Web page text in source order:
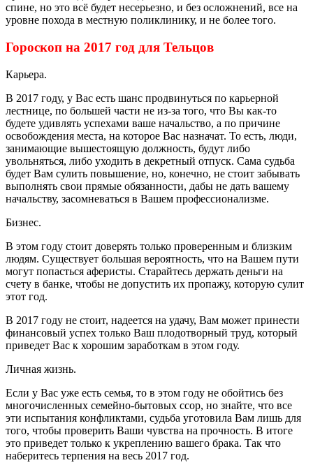
спине, но это всё будет несерьезно, и без осложнений, все на
уровне похода в местную поликлинику, и не более того.
Гороскоп на 2017 год для Тельцов
Карьера.
В 2017 году, у Вас есть шанс продвинуться по карьерной
лестнице, по большей части не из-за того, что Вы как-то
будете удивлять успехами ваше начальство, а по причине
освобождения места, на которое Вас назначат. То есть, люди,
занимающие вышестоящую должность, будут либо
увольняться, либо уходить в декретный отпуск. Сама судьба
будет Вам сулить повышение, но, конечно, не стоит забывать
выполнять свои прямые обязанности, дабы не дать вашему
начальству, засомневаться в Вашем профессионализме.
Бизнес.
В этом году стоит доверять только проверенным и близким
людям. Существует большая вероятность, что на Вашем пути
могут попасться аферисты. Старайтесь держать деньги на
счету в банке, чтобы не допустить их пропажу, которую сулит
этот год.
В 2017 году не стоит, надеется на удачу, Вам может принести
финансовый успех только Ваш плодотворный труд, который
приведет Вас к хорошим заработкам в этом году.
Личная жизнь.
Если у Вас уже есть семья, то в этом году не обойтись без
многочисленных семейно-бытовых ссор, но знайте, что все
эти испытания конфликтами, судьба уготовила Вам лишь для
того, чтобы проверить Ваши чувства на прочность. В итоге
это приведет только к укреплению вашего брака. Так что
наберитесь терпения на весь 2017 год.